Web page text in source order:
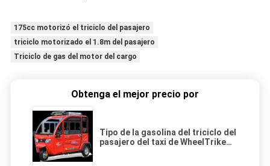
175cc motorizó el triciclo del pasajero
triciclo motorizado el 1.8m del pasajero
Triciclo de gas del motor del cargo
Obtenga el mejor precio por
Tipo de la gasolina del triciclo del
pasajero del taxi de WheelTrike